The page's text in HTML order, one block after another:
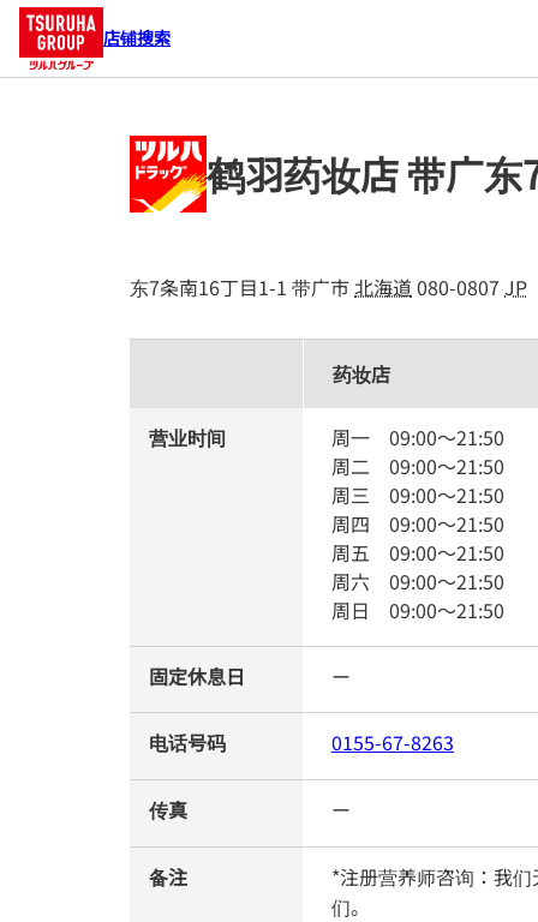
店铺搜索
鹤羽药妆店 带广东
东7条南16丁目1-1 带广市北海道 080-0807 JP
药妆店
营业时间 周一 09:00～21:50
周二 09:00～21:50
周三 09:00～21:50
周四 09:00～21:50
周五 09:00～21:50
周六 09:00～21:50
周日 09:00～21:50
固定休息日 ー
电话号码 0155-67-8263
传真 ー
备注
*注册营养师咨询：我
们。